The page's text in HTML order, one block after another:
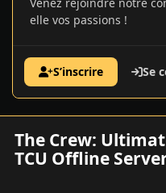
elle vos passions !
S’inscrire Se
The Crew:
TCU Offline